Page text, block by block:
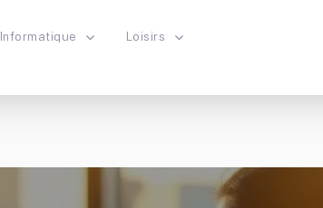
Informatique
Loisirs